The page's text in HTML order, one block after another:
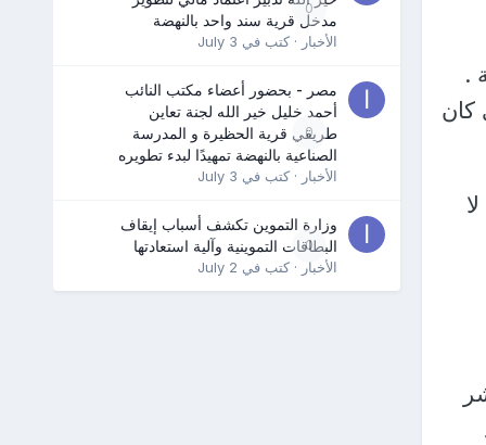
.
كان
0
مدخل قرية سند واحد بالنهضة
الأخبار · كتب في July 3
0
مصر - بحضور أعضاء مكتب النائب
أحمد خليل خير الله لجنة تعاين
طريقي قرية الحظيرة و المدرسة
الصناعية بالنهضة تمهيدًا لبدء تطويره
الأخبار · كتب في July 3
0
وزارة التموين تكشف أسباب إيقاف
البطاقات التموينية وآلية استعادتها
الأخبار · كتب في July 2